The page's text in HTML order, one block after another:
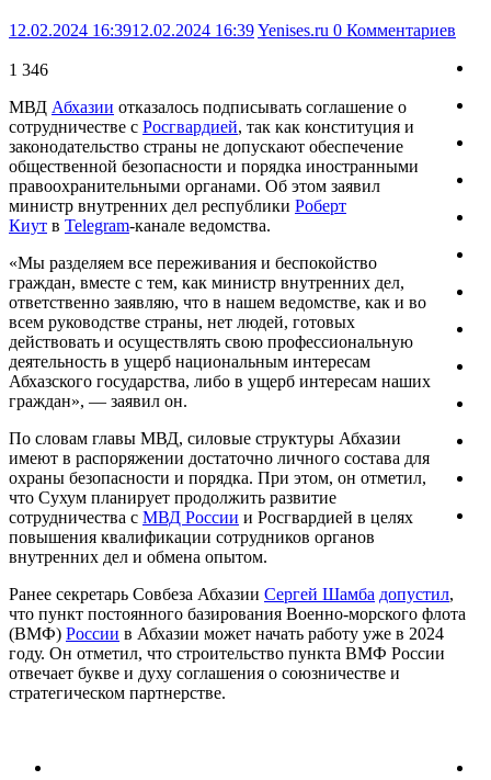
12.02.2024 16:3912.02.2024 16:39Yenises.ru 0 Комментариев
1 346
МВД Абхазии отказалось подписывать соглашение о
сотрудничестве с Росгвардией, так как конституция и
законодательство страны не допускают обеспечение
общественной безопасности и порядка иностранными
правоохранительными органами. Об этом заявил
министр внутренних дел республики Роберт
Киут в Telegram-канале ведомства.
«Мы разделяем все переживания и беспокойство
граждан, вместе с тем, как министр внутренних дел,
ответственно заявляю, что в нашем ведомстве, как и во
всем руководстве страны, нет людей, готовых
действовать и осуществлять свою профессиональную
деятельность в ущерб национальным интересам
Абхазского государства, либо в ущерб интересам наших
граждан», — заявил он.
По словам главы МВД, силовые структуры Абхазии
имеют в распоряжении достаточно личного состава для
охраны безопасности и порядка. При этом, он отметил,
что Сухум планирует продолжить развитие
сотрудничества с МВД России и Росгвардией в целях
повышения квалификации сотрудников органов
внутренних дел и обмена опытом.
Ранее секретарь Совбеза Абхазии Сергей Шамба допустил,
что пункт постоянного базирования Военно-морского флота
(ВМФ) России в Абхазии может начать работу уже в 2024
году. Он отметил, что строительство пункта ВМФ России
отвечает букве и духу соглашения о союзничестве и
стратегическом партнерстве.